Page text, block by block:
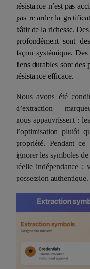
résistance n’est pas
pas retarderla
bâtir de la richesse.
profondément sont
façon systémique.
liens durables sont des
résistance efficace.
Nous avons été
d’extraction —
nous appauvrissent :
l’optimisation plutôt
propriété. Pendant ce
ignorer les symboles
réelle indépendance :
possession authentique.